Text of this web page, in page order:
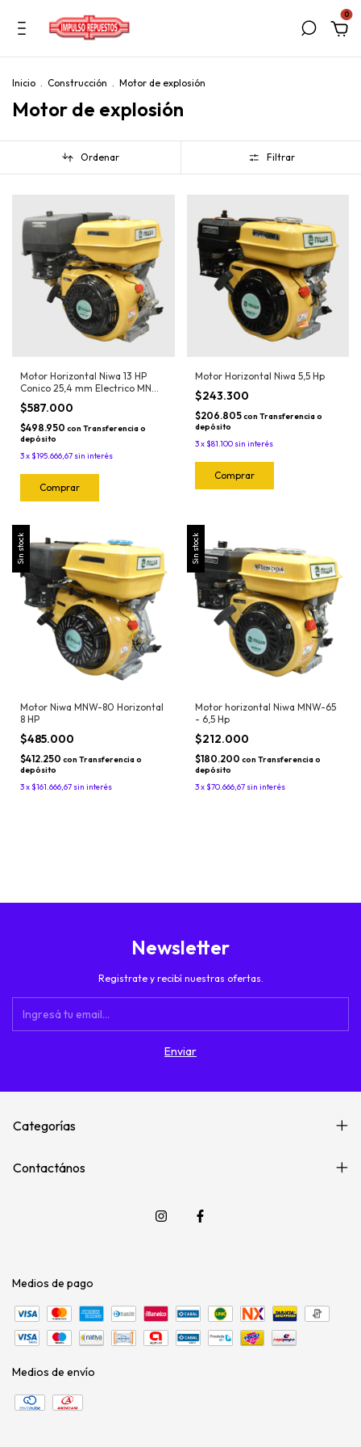
0
Inicio . Construcción . Motor de explosión
Motor de explosión
Ordenar Filtrar
Motor Horizontal Niwa 13 HP
Conico 25,4 mm Electrico MNW-
130EC
$587.000
$498.950 con Transferencia o
depósito
3x$195.666,67 sin interés
Motor Horizontal Niwa 5,5 Hp
$243.300
$206.805con Transferencia o
depósito
3x$81.100 sin interés
Sin stock
Motor Niwa MNW-80 Horizontal
8 HP
$485.000
$412.250 con Transferencia o
depósito
3x$161.666,67 sin interés
Sin stock
Motor horizontal Niwa MNW-65
- 6,5 Hp
$212.000
$180.200 con Transferencia o
depósito
3x$70.666,67 sin interés
Newsletter
Registrate y recibí nuestras ofertas.
Categorías
Contactános
Medios de pago
Medios de envío